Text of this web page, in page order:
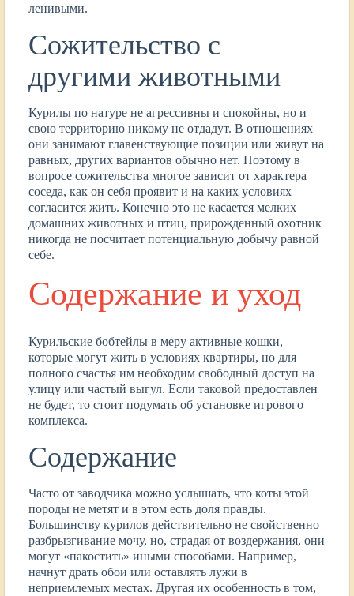
ленивыми.
Сожительство с
другими животными
Курилы по натуре не агрессивны и спокойны, но и
свою территорию никому не отдадут. В отношениях
они занимают главенствующие позиции или живут на
равных, других вариантов обычно нет. Поэтому в
вопросе сожительства многое зависит от характера
соседа, как он себя проявит и на каких условиях
согласится жить. Конечно это не касается мелких
домашних животных и птиц, прирожденный охотник
никогда не посчитает потенциальную добычу равной
себе.
Содержание и уход
Курильские бобтейлы в меру активные кошки,
которые могут жить в условиях квартиры, но для
полного счастья им необходим свободный доступ на
улицу или частый выгул. Если таковой предоставлен
не будет, то стоит подумать об установке игрового
комплекса.
Содержание
Часто от заводчика можно услышать, что коты этой
породы не метят и в этом есть доля правды.
Большинству курилов действительно не свойственно
разбрызгивание мочу, но, страдая от воздержания, они
могут «пакостить» иными способами. Например,
начнут драть обои или оставлять лужи в
неприемлемых местах. Другая их особенность в том,